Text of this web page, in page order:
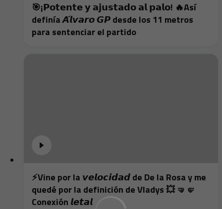
🎯¡𝗣𝗼𝘁𝗲𝗻𝘁𝗲 𝘆 𝗮𝗷𝘂𝘀𝘁𝗮𝗱𝗼 𝗮𝗹 𝗽𝗮𝗹𝗼! 🔥Así
definía 𝘼́𝙡𝙫𝙖𝙧𝙤 𝙂𝙋 desde los 11 metros
para sentenciar el partido
⚡️Vine por la 𝙫𝙚𝙡𝙤𝙘𝙞𝙙𝙖𝙙 de De la Rosa y me
quedé por la definición de Vladys 💥 🤜🤛
Conexión 𝙡𝙚𝙩𝙖𝙡